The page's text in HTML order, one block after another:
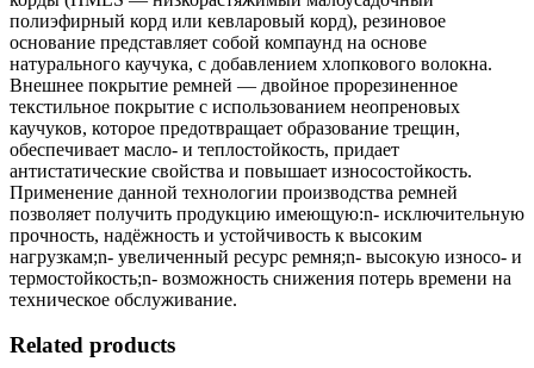
полиэфирный корд или кевларовый корд), резиновое
основание представляет собой компаунд на основе
натурального каучука, с добавлением хлопкового волокна.
Внешнее покрытие ремней — двойное прорезиненное
текстильное покрытие с использованием неопреновых
каучуков, которое предотвращает образование трещин,
обеспечивает масло- и теплостойкость, придает
антистатические свойства и повышает износостойкость.
Применение данной технологии производства ремней
позволяет получить продукцию имеющую:n- исключительную
прочность, надёжность и устойчивость к высоким
нагрузкам;n- увеличенный ресурс ремня;n- высокую износо- и
термостойкость;n- возможность снижения потерь времени на
техническое обслуживание.
Related products